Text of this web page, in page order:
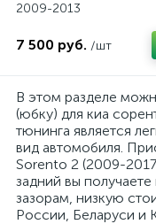
2009-2013
7 500 руб. /шт
В этом разделе
(юбку) для киа
тюнинга является
вид автомобиля.
Sorento 2 (2009-
задний вы
зазорам, низкую
России, Беларуси и